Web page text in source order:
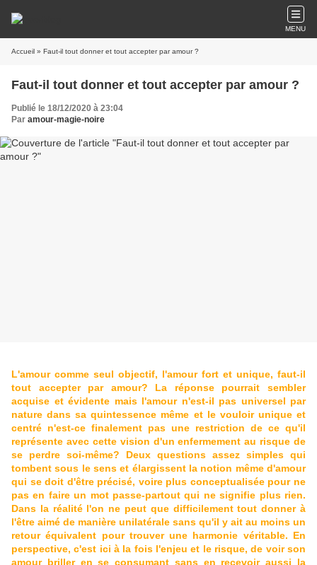
MENU
Accueil » Faut-il tout donner et tout accepter par amour ?
Faut-il tout donner et tout accepter par amour ?
Publié le 18/12/2020 à 23:04
Par amour-magie-noire
L'amour comme seul objectif, l'amour fort et unique, faut-il
tout accepter par amour? La réponse pourrait sembler
acquise et évidente mais l'amour n'est-il pas universel par
nature dans sa quintessence même et le vouloir unique et
centré n'est-ce finalement pas une restriction de ce qu'il
représente avec cette vision d'un enfermement au risque de
se perdre soi-même? Deux questions assez simples qui
tombent sous le sens et élargissent la notion même d'amour
qui se doit d'être précisé, voire plus conceptualisée pour ne
pas en faire un mot passe-partout qui ne signifie plus rien.
Dans la réalité l'on ne peut que difficilement tout donner à
l'être aimé de manière unilatérale sans qu'il y ait au moins un
retour équivalent pour trouver une harmonie véritable. En
perspective, c'est ici à la fois l'enjeu et le risque, de voir son
amour briller en se consumant sans en recevoir aussi la